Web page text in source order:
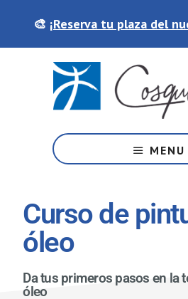
principal
🎨 ¡Reserva tu plaza del
academia
de
manualidades
MENU
Curso de
óleo
Da tus primeros pasos en la
óleo